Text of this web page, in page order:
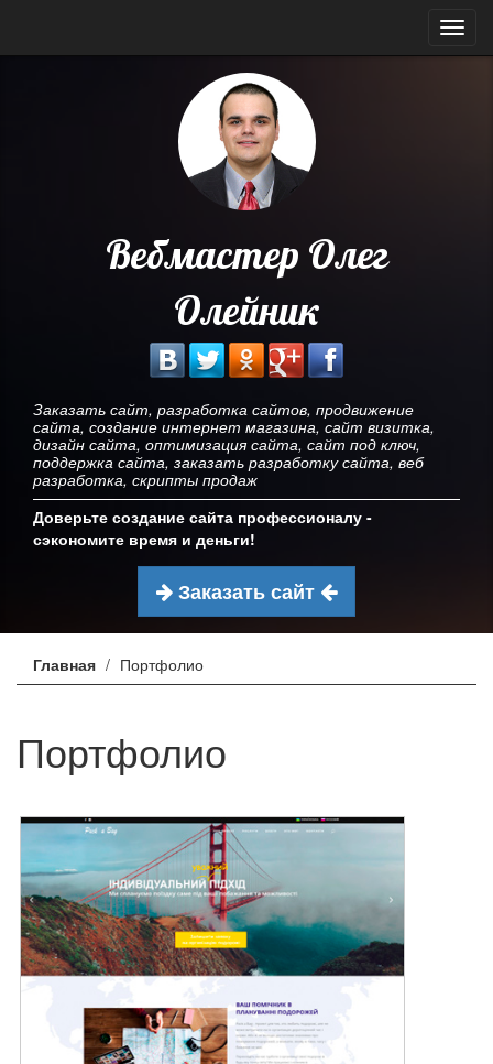
Меню
Вебмастер Олег
Олейник
Заказать сайт, разработка сайтов, продвижение
сайта, создание интернет магазина, сайт визитка,
дизайн сайта, оптимизация сайта, сайт под ключ,
поддержка сайта, заказать разработку сайта, веб
разработка, скрипты продаж
Доверьте создание сайта профессионалу -
сэкономите время и деньги!
Заказать сайт
Главная Портфолио
Портфолио